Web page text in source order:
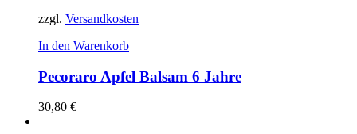
zzgl. Versandkosten
In den Warenkorb
Pecoraro Apfel Balsam 6 Jahre
30,80 €